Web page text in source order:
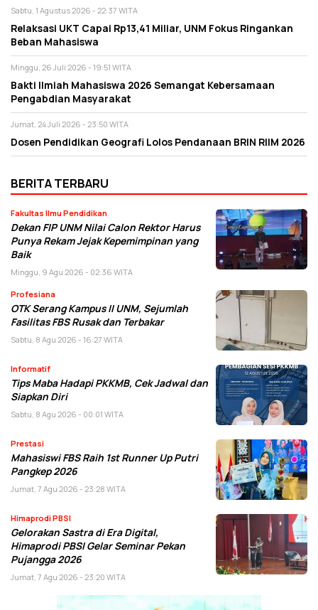
Sabtu, 1 Agustus 2026 - 22:37 WITA
Relaksasi UKT Capai Rp13,41 Miliar, UNM Fokus Ringankan
Beban Mahasiswa
Minggu, 26 Juli 2026 - 19:51 WITA
Bakti Ilmiah Mahasiswa 2026 Semangat Kebersamaan
Pengabdian Masyarakat
Jumat, 24 Juli 2026 - 23:50 WITA
Dosen Pendidikan Geografi Lolos Pendanaan BRIN RIIM 2026
BERITA TERBARU
Fakultas Ilmu Pendidikan
Dekan FIP UNM Nilai Calon Rektor Harus
Punya Rekam Jejak Kepemimpinan yang
Baik
Minggu, 9 Agu 2026 - 02:36 WITA
Profesiana
OTK Serang Kampus II UNM, Sejumlah
Fasilitas FBS Rusak dan Terbakar
Sabtu, 8 Agu 2026 - 16:27 WITA
Informatif
Tips Maba Hadapi PKKMB, Cek Jadwal dan
Siapkan Diri
Sabtu, 8 Agu 2026 - 00:01 WITA
Prestasi
Mahasiswi FBS Raih 1st Runner Up Putri
Pangkep 2026
Jumat, 7 Agu 2026 - 23:28 WITA
Himaprodi PBSI
Gelorakan Sastra di Era Digital,
Himaprodi PBSI Gelar Seminar Pekan
Pujangga 2026
Jumat, 7 Agu 2026 - 23:20 WITA